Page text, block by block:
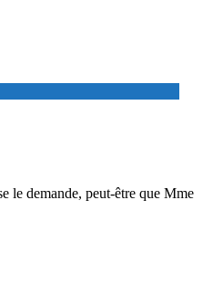
le demande, peut-être que Mme